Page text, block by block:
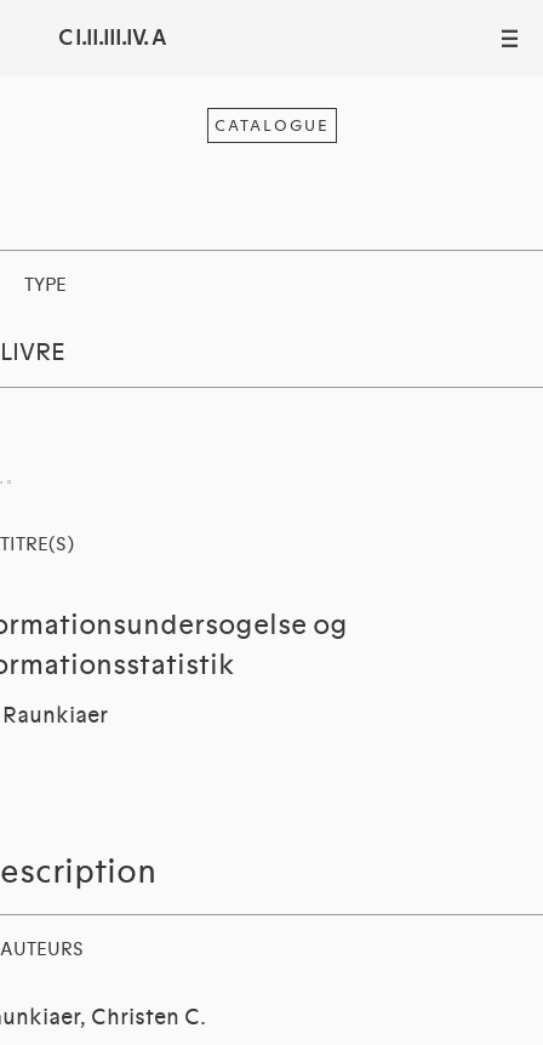
C I.II.III.IV. A III
CATALOGUE
TYPE
LIVRE
TITRE(S)
og
AUTEURS
Christen C.